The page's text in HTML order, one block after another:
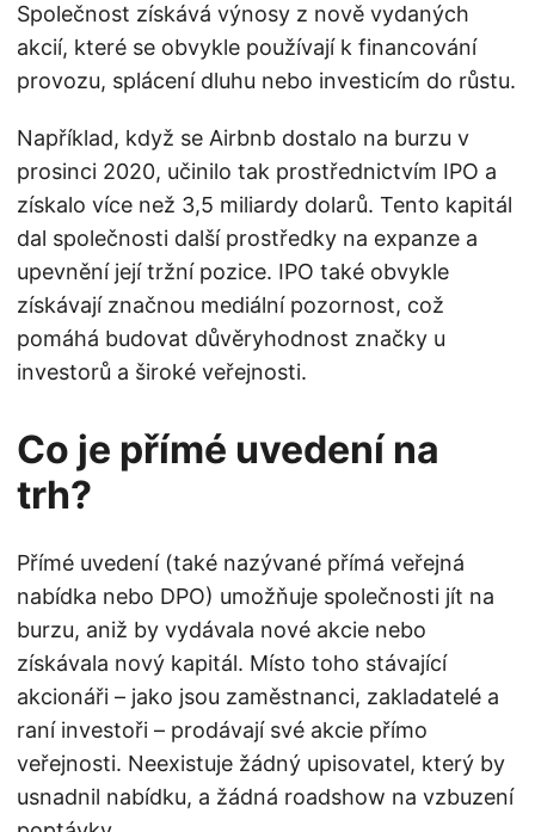
Společnost získává výnosy z nově vydaných
akcií, které se obvykle používají k financování
provozu, splácení dluhu nebo investicím do růstu.
Například, když se Airbnb dostalo na burzu v
prosinci 2020, učinilo tak prostřednictvím IPO a
získalo více než 3,5 miliardy dolarů. Tento kapitál
dal společnosti další prostředky na expanze a
upevnění její tržní pozice. IPO také obvykle
získávají značnou mediální pozornost, což
pomáhá budovat důvěryhodnost značky u
investorů a široké veřejnosti.
Co je přímé uvedení na
trh?
Přímé uvedení (také nazývané přímá veřejná
nabídka nebo DPO) umožňuje společnosti jít na
burzu, aniž by vydávala nové akcie nebo
získávala nový kapitál. Místo toho stávající
akcionáři – jako jsou zaměstnanci, zakladatelé a
raní investoři – prodávají své akcie přímo
veřejnosti. Neexistuje žádný upisovatel, který by
usnadnil nabídku, a žádná roadshow na vzbuzení